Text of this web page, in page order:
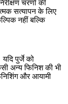
चरणों की
सत्यापन के लिए
नहीं बल्कि
पुर्जे को
अन्य फिनिश की भी
और आयामी